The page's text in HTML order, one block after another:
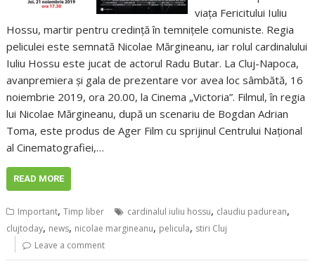
viața Fericitului Iuliu
Hossu, martir pentru credință în temnițele comuniste. Regia
peliculei este semnată Nicolae Mărgineanu, iar rolul cardinalului
Iuliu Hossu este jucat de actorul Radu Butar. La Cluj-Napoca,
avanpremiera şi gala de prezentare vor avea loc sâmbătă, 16
noiembrie 2019, ora 20.00, la Cinema „Victoria”. Filmul, în regia
lui Nicolae Mărgineanu, după un scenariu de Bogdan Adrian
Toma, este produs de Ager Film cu sprijinul Centrului Naţional
al Cinematografiei,…
READ MORE
Important,Timp liber cardinalul iuliu hossu, claudiu padurean,
clujtoday, news, nicolae margineanu, pelicula, stiri Cluj
Leave a comment